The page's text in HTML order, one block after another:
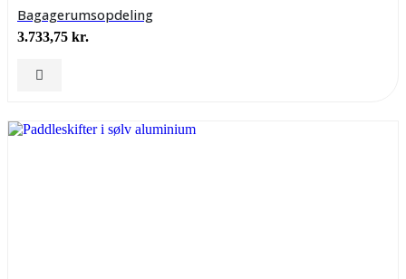
Bagagerumsopdeling
3.733,75 kr.